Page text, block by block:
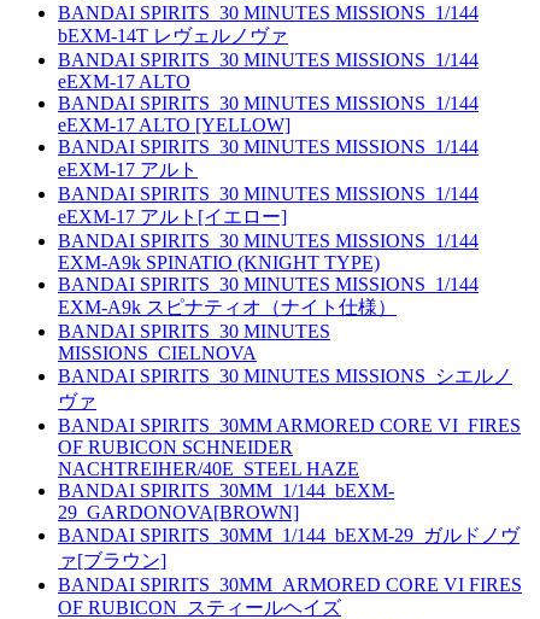
BANDAI SPIRITS_30 MINUTES MISSIONS_1/144
bEXM-14T レヴェルノヴァ
BANDAI SPIRITS_30 MINUTES MISSIONS_1/144
eEXM-17 ALTO
BANDAI SPIRITS_30 MINUTES MISSIONS_1/144
eEXM-17 ALTO [YELLOW]
BANDAI SPIRITS_30 MINUTES MISSIONS_1/144
eEXM-17 アルト
BANDAI SPIRITS_30 MINUTES MISSIONS_1/144
eEXM-17 アルト[イエロー]
BANDAI SPIRITS_30 MINUTES MISSIONS_1/144
EXM-A9k SPINATIO (KNIGHT TYPE)
BANDAI SPIRITS_30 MINUTES MISSIONS_1/144
EXM-A9k スピナティオ（ナイト仕様）
BANDAI SPIRITS_30 MINUTES
MISSIONS_CIELNOVA
BANDAI SPIRITS_30 MINUTES MISSIONS_シエルノ
ヴァ
BANDAI SPIRITS_30MM ARMORED CORE VI_FIRES
OF RUBICON SCHNEIDER
NACHTREIHER/40E_STEEL HAZE
BANDAI SPIRITS_30MM_1/144_bEXM-
29_GARDONOVA[BROWN]
BANDAI SPIRITS_30MM_1/144_bEXM-29_ガルドノヴ
ァ[ブラウン]
BANDAI SPIRITS_30MM_ARMORED CORE VI FIRES
OF RUBICON_スティールヘイズ